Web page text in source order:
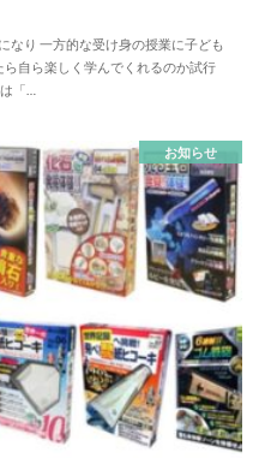
なり 一方的な受け身の授業に子ども
自ら楽しく学んでくれるのか試行
「…
お知らせ